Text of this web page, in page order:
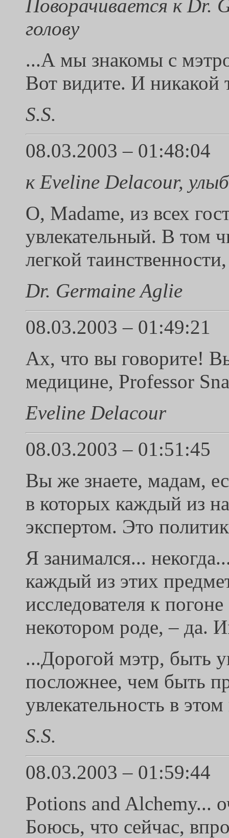
Поворачивается к Dr.
голову
...А мы знакомы с
Вот видите. И никакой
S.S.
08.03.2003 – 01:48:04
к Eveline Delacour,
О, Madame, из всех
увлекательный. В том
легкой
Dr. Germaine Aglie
08.03.2003 – 01:49:21
Ах, что вы говорите!
медицине, Professor
Eveline Delacour
08.03.2003 – 01:51:45
Вы же знаете, мадам,
в которых каждый из
экспертом. Это
Я занимался...
каждый из этих
исследователя к
некотором роде, – да.
...Дорогой мэтр, быть
посложнее, чем быть
увлекательность в
S.S.
08.03.2003 – 01:59:44
Potions and Alchemy...
Боюсь, что сейчас,